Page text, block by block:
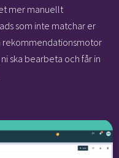
mer manuellt
som inte matchar er
rekommendationsmotor
ska bearbeta och får in